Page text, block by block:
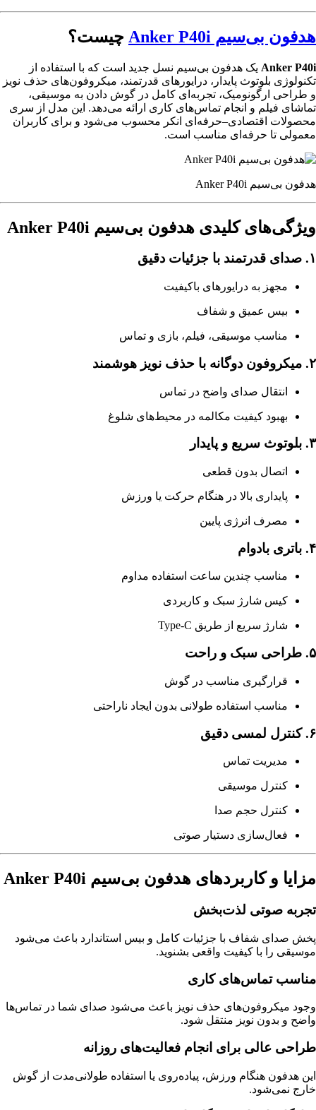
هدفون بی‌سیم Anker P40i چیست؟
Anker P40i یک هدفون بی‌سیم نسل جدید است که با استفاده از
تکنولوژی بلوتوث پایدار، درایورهای قدرتمند، میکروفون‌های حذف نویز
و طراحی ارگونومیک، تجربه‌ای کامل در گوش دادن به موسیقی،
تماشای فیلم و انجام تماس‌های کاری ارائه می‌دهد. این مدل از سری
محصولات اقتصادی–حرفه‌ای انکر محسوب می‌شود و برای کاربران
معمولی تا حرفه‌ای مناسب است.
هدفون بی‌سیم Anker P40i
ویژگی‌های کلیدی هدفون بی‌سیم Anker P40i
۱. صدای قدرتمند با جزئیات دقیق
مجهز به درایورهای باکیفیت
بیس عمیق و شفاف
مناسب موسیقی، فیلم، بازی و تماس
۲. میکروفون دوگانه با حذف نویز هوشمند
انتقال صدای واضح در تماس
بهبود کیفیت مکالمه در محیط‌های شلوغ
۳. بلوتوث سریع و پایدار
اتصال بدون قطعی
پایداری بالا در هنگام حرکت یا ورزش
مصرف انرژی پایین
۴. باتری بادوام
مناسب چندین ساعت استفاده مداوم
کیس شارژ سبک و کاربردی
شارژ سریع از طریق Type-C
۵. طراحی سبک و راحت
قرارگیری مناسب در گوش
مناسب استفاده طولانی بدون ایجاد ناراحتی
۶. کنترل لمسی دقیق
مدیریت تماس
کنترل موسیقی
کنترل حجم صدا
فعال‌سازی دستیار صوتی
مزایا و کاربردهای هدفون بی‌سیم Anker P40i
تجربه صوتی لذت‌بخش
پخش صدای شفاف با جزئیات کامل و بیس استاندارد باعث می‌شود
موسیقی را با کیفیت واقعی بشنوید.
مناسب تماس‌های کاری
وجود میکروفون‌های حذف نویز باعث می‌شود صدای شما در تماس‌ها
واضح و بدون نویز منتقل شود.
طراحی عالی برای انجام فعالیت‌های روزانه
این هدفون هنگام ورزش، پیاده‌روی یا استفاده طولانی‌مدت از گوش
خارج نمی‌شود.